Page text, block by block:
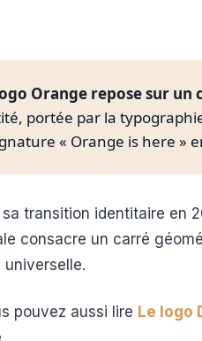
Orange repose sur un
portée par la
« Orange is here »
sa transition identitaire en
consacre un carré
pouvez aussi lire Le logo